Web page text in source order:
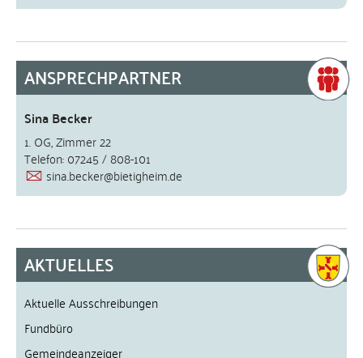
ANSPRECHPARTNER
Sina Becker
1. OG, Zimmer 22
Telefon: 07245 / 808-101
sina.becker@bietigheim.de
AKTUELLES
Aktuelle Ausschreibungen
Fundbüro
Gemeindeanzeiger